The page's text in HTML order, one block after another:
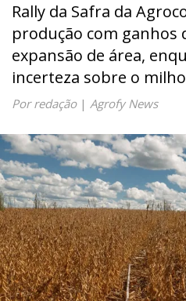
Rally da Safra da
produção com ganhos
expansão de área,
incerteza sobre o
Por redação| Agrofy News